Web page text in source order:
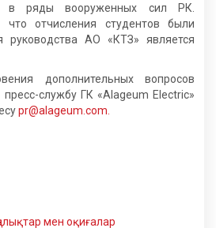
в ряды вооруженных сил РК.
отчисления студентов были
руководства АО «КТЗ» является
дополнительных вопросов
службу ГК «Alageum Electric»
pr@alageum.com.
мен оқиғалар